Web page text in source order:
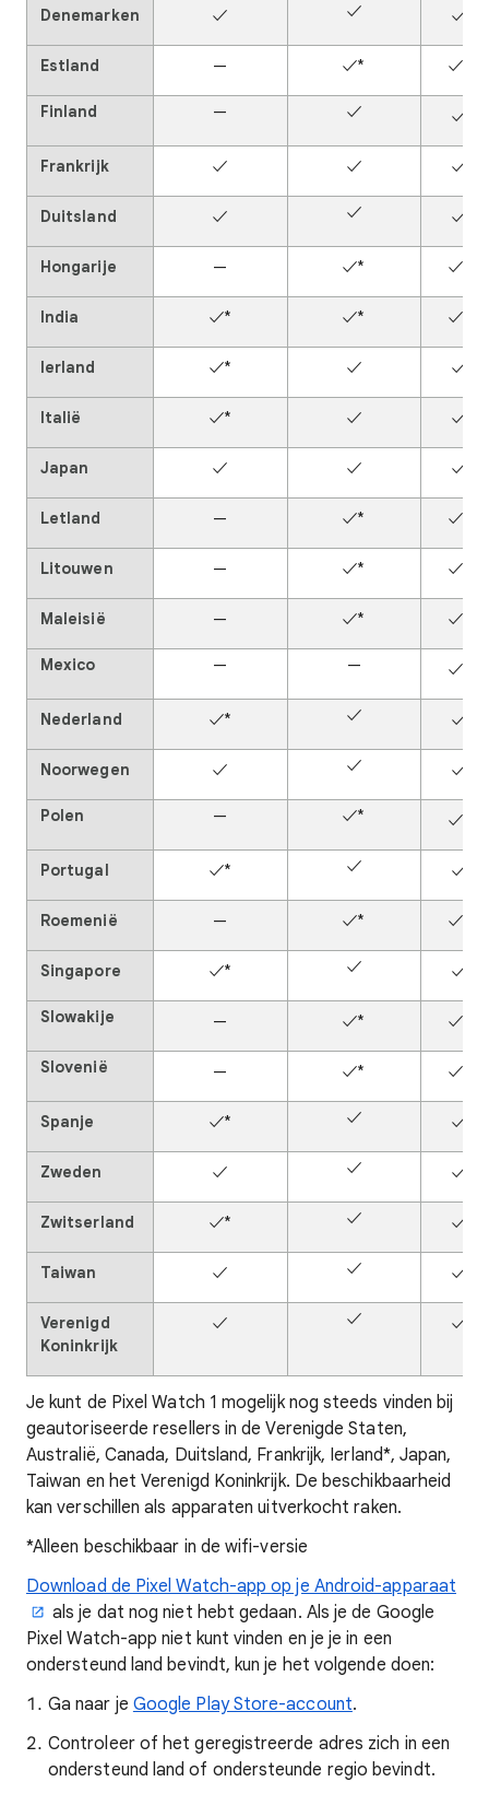
Denemarken ✓ ✓ ✓
Estland — ✓* ✓*
Finland — ✓ ✓
Frankrijk ✓ ✓ ✓
Duitsland ✓ ✓ ✓
Hongarije — ✓* ✓*
India ✓* ✓* ✓*
Ierland ✓* ✓ ✓
Italië ✓* ✓ ✓
Japan ✓ ✓ ✓
Letland — ✓* ✓*
Litouwen — ✓* ✓*
Maleisië — ✓* ✓*
Mexico — — ✓*
Nederland ✓* ✓ ✓
Noorwegen ✓ ✓ ✓
Polen — ✓* ✓*
Portugal ✓* ✓ ✓
Roemenië — ✓* ✓*
Singapore ✓* ✓ ✓
Slowakije — ✓* ✓*
Slovenië — ✓* ✓*
Spanje ✓* ✓ ✓
Zweden ✓ ✓ ✓
Zwitserland ✓* ✓ ✓
Taiwan ✓ ✓ ✓
Verenigd
Koninkrijk
✓ ✓ ✓
Je kunt de Pixel Watch 1 mogelijk nog steeds vinden bij
geautoriseerde resellers in de Verenigde Staten,
Australië, Canada, Duitsland, Frankrijk, Ierland*, Japan,
Taiwan en het Verenigd Koninkrijk. De beschikbaarheid
kan verschillen als apparaten uitverkocht raken.
*Alleen beschikbaar in de wifi-versie
Download de Pixel Watch-app op je Android-apparaat
als je dat nog niet hebt gedaan. Als je de Google
Pixel Watch-app niet kunt vinden en je je in een
ondersteund land bevindt, kun je het volgende doen:
Ga naar je Google Play Store-account.
Controleer of het geregistreerde adres zich in een
ondersteund land of ondersteunde regio bevindt.